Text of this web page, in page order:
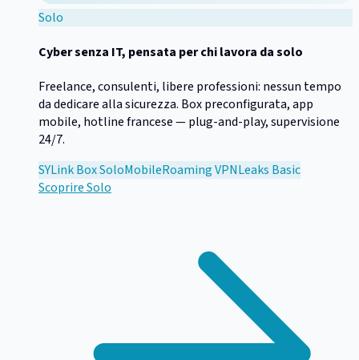
Solo
Cyber senza IT, pensata per chi lavora da solo
Freelance, consulenti, libere professioni: nessun tempo
da dedicare alla sicurezza. Box preconfigurata, app
mobile, hotline francese — plug-and-play, supervisione
24/7.
SYLink Box SoloMobileRoaming VPNLeaks Basic
ScoprireSolo